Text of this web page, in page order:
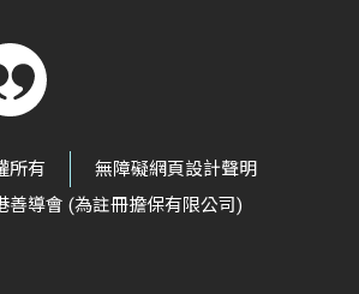
所有
無障礙網頁設計聲明
善導會 (為註冊擔保有限公司)